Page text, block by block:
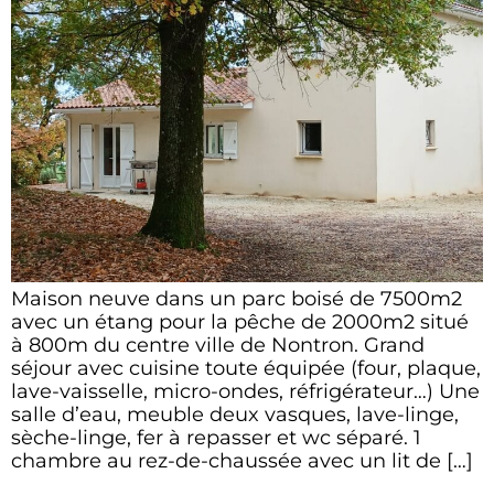
Maison neuve dans un parc boisé de 7500m2
avec un étang pour la pêche de 2000m2 situé
à 800m du centre ville de Nontron. Grand
séjour avec cuisine toute équipée (four, plaque,
lave-vaisselle, micro-ondes, réfrigérateur…) Une
salle d’eau, meuble deux vasques, lave-linge,
sèche-linge, fer à repasser et wc séparé. 1
chambre au rez-de-chaussée avec un lit de […]